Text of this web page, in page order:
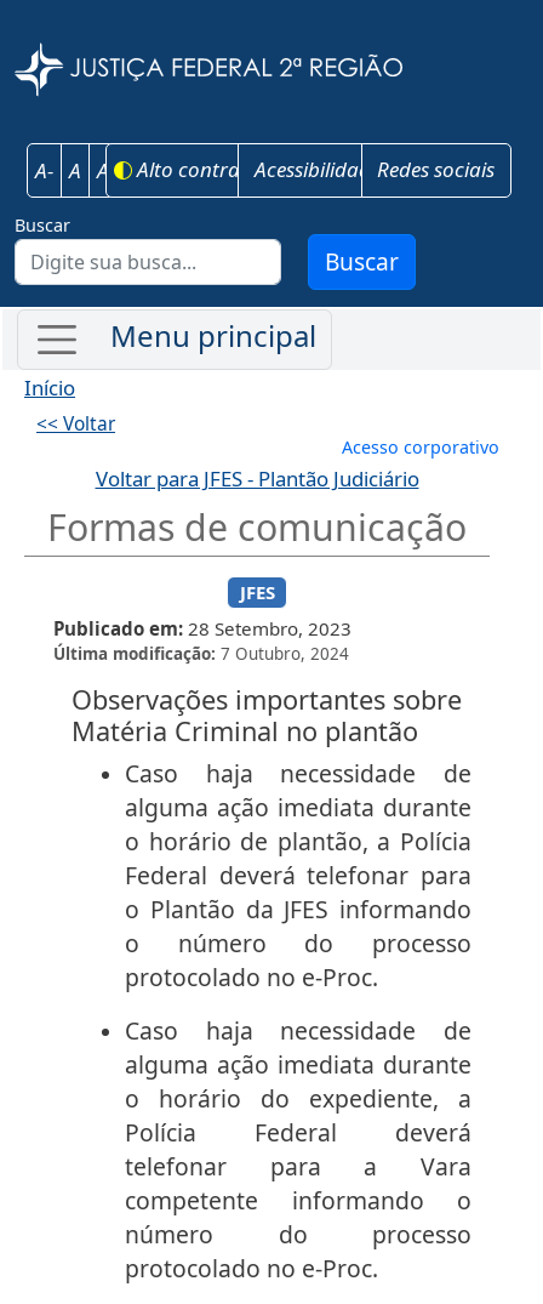
A- A A+ Alto contrasteAcessibilidadeRedes sociais
Buscar
Buscar
Início
<< Voltar
Menu de
Acesso corporativo
Voltar para JFES - Plantão Judiciário
Formas de comunicação
JFES
Publicado em 28 Setembro, 2023
Última modificação 7 Outubro, 2024
Observações importantes sobre
Matéria Criminal no plantão
Caso haja necessidade de
alguma ação imediata durante
o horário de plantão, a Polícia
Federal deverá telefonar para
o Plantão da JFES informando
o número do processo
protocolado no e-Proc.
Caso haja necessidade de
alguma ação imediata durante
o horário do expediente, a
Polícia Federal deverá
telefonar para a Vara
competente informando o
número do processo
protocolado no e-Proc.